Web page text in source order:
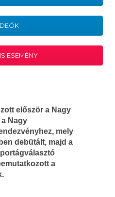
ESEMÉNY
először a Nagy
Nagy
mely
debütált, majd a
a